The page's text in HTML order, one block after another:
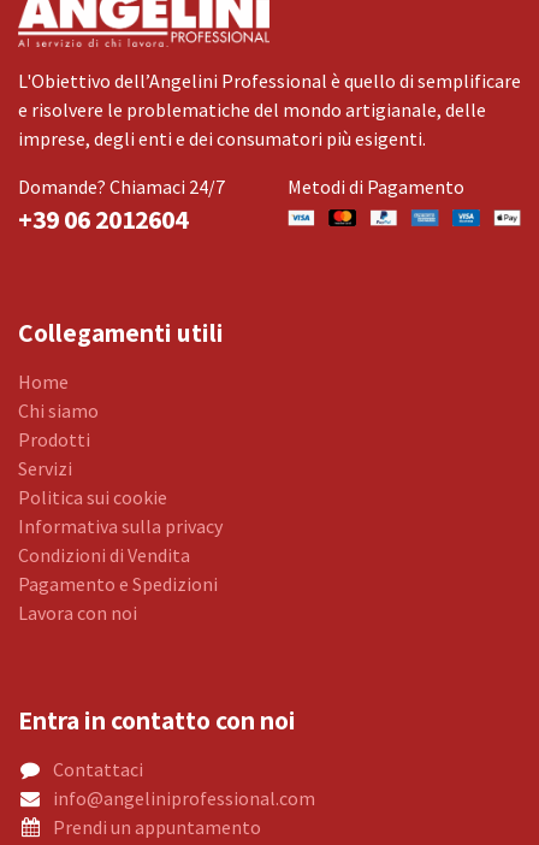
L'Obiettivo dell’Angelini Professional è quello di semplificare
e risolvere le problematiche del mondo artigianale, delle
imprese, degli enti e dei consumatori più esigenti.
Domande? Chiamaci 24/7
+39 06 2012604
Metodi di Pagamento
Collegamenti utili
Home
Chi siamo
Prodotti
Servizi
Politica sui cookie
Informativa sulla privacy
Condizioni di Vendita
Pagamento e Spedizioni
Lavora con noi
Entra in contatto con noi
Contattaci
info@angeliniprofessional.com
Prendi un appuntamento